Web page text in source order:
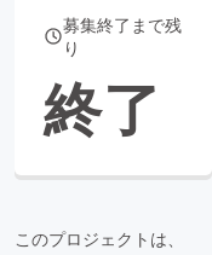
募集終了まで残
り
終了
このプロジェクトは、